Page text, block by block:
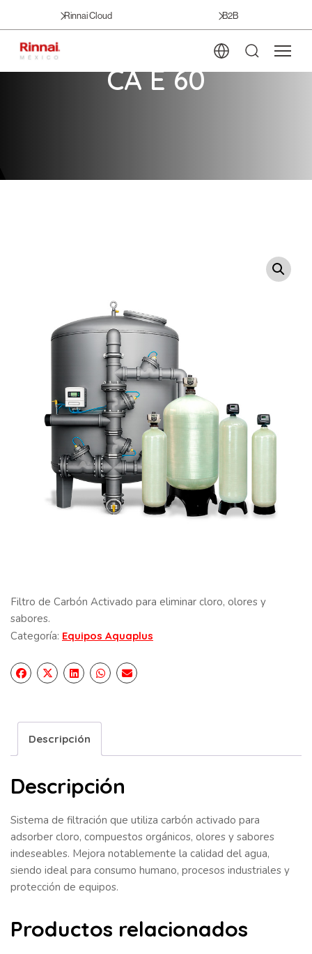
Rinnai Cloud B2B
CA E 60
Filtro de Carbón Activado para eliminar cloro, olores y
sabores.
Categoría: Equipos Aquaplus
Descripción
Descripción
Sistema de filtración que utiliza carbón activado para
adsorber cloro, compuestos orgánicos, olores y sabores
indeseables. Mejora notablemente la calidad del agua,
siendo ideal para consumo humano, procesos industriales y
protección de equipos.
Productos relacionados